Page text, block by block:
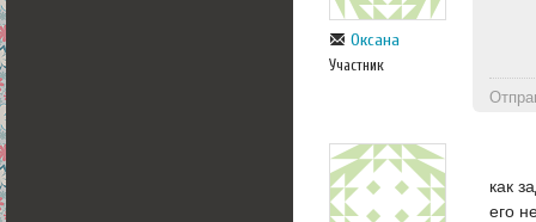
Оксана
Участник
как
его